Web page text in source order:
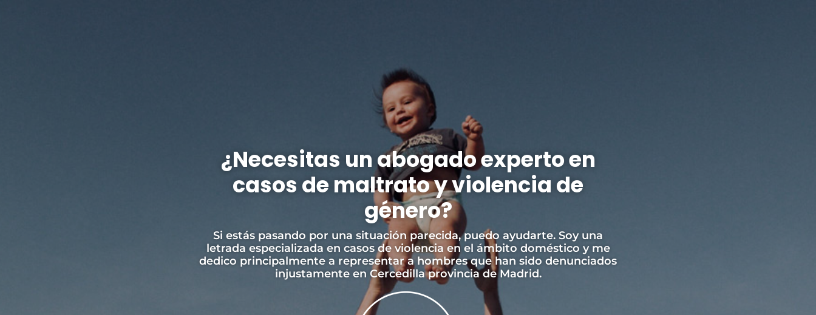
¿Necesitas un abogado experto en
casos de maltrato y violencia de
género?
Si estás pasando por una situación parecida, puedo ayudarte. Soy una
letrada especializada en casos de violencia en el ámbito doméstico y me
dedico principalmente a representar a hombres que han sido denunciados
injustamente en Cercedilla provincia de Madrid.